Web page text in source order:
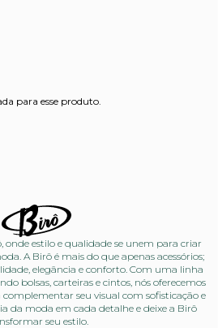
para esse produto.
onde estilo e qualidade se unem para criar
A Birô é mais do que apenas acessórios;
elegância e conforto. Com uma linha
bolsas, carteiras e cintos, nós oferecemos
seu visual com sofisticação e
da moda em cada detalhe e deixe a Birô
seu estilo.